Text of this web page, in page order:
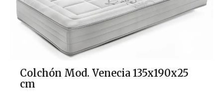
Colchón Mod. Venecia 135x190x25
cm